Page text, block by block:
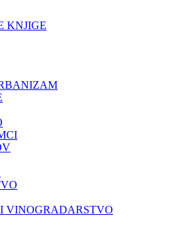
KNJIGE
VINOGRADARSTVO